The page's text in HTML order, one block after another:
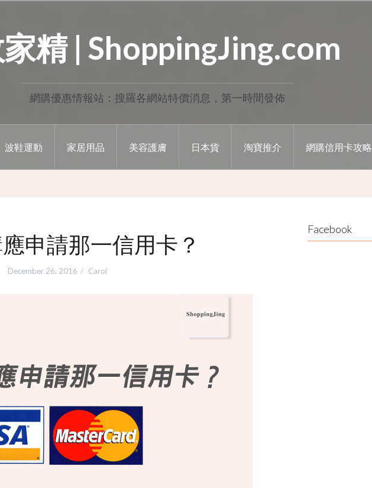
精 | ShoppingJing.com
網購優惠情報站：搜羅各網站特價消息，第一時間發佈
波鞋運動 家居用品 美容護膚 日本貨 淘寶推介 網購信用卡攻略
申請那一信用卡？
December 26, 2016 Carol
Facebook